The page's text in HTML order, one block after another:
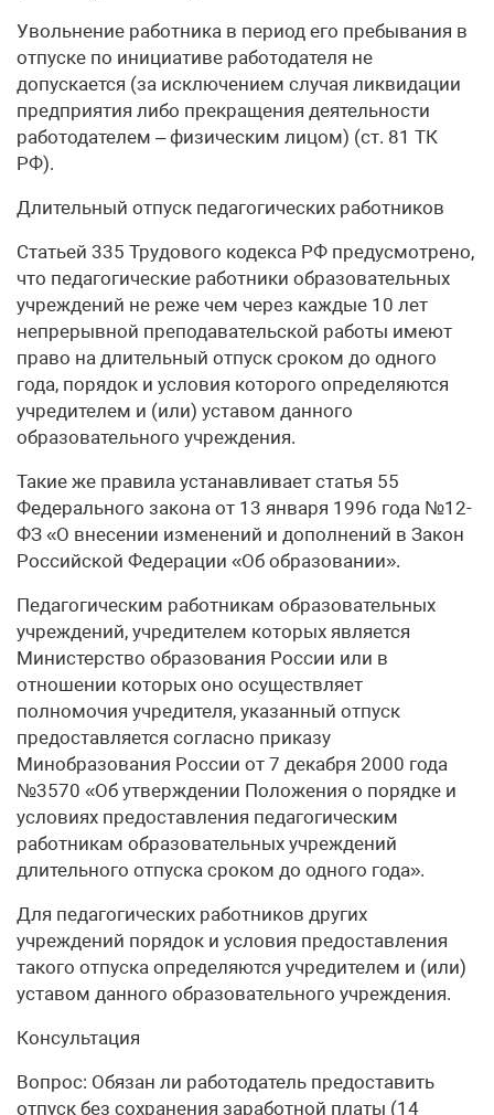
Увольнение работника в период его пребывания в
отпуске по инициативе работодателя не
допускается (за исключением случая ликвидации
предприятия либо прекращения деятельности
работодателем – физическим лицом) (ст. 81 ТК
РФ).
Длительный отпуск педагогических работников
Статьей 335 Трудового кодекса РФ предусмотрено,
что педагогические работники образовательных
учреждений не реже чем через каждые 10 лет
непрерывной преподавательской работы имеют
право на длительный отпуск сроком до одного
года, порядок и условия которого определяются
учредителем и (или) уставом данного
образовательного учреждения.
Такие же правила устанавливает статья 55
Федерального закона от 13 января 1996 года №12-
ФЗ «О внесении изменений и дополнений в Закон
Российской Федерации «Об образовании».
Педагогическим работникам образовательных
учреждений, учредителем которых является
Министерство образования России или в
отношении которых оно осуществляет
полномочия учредителя, указанный отпуск
предоставляется согласно приказу
Минобразования России от 7 декабря 2000 года
№3570 «Об утверждении Положения о порядке и
условиях предоставления педагогическим
работникам образовательных учреждений
длительного отпуска сроком до одного года».
Для педагогических работников других
учреждений порядок и условия предоставления
такого отпуска определяются учредителем и (или)
уставом данного образовательного учреждения.
Консультация
Вопрос: Обязан ли работодатель предоставить
отпуск без сохранения заработной платы (14